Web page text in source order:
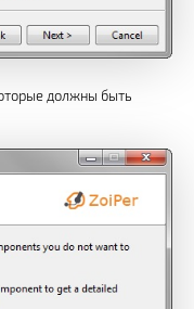
должны быть